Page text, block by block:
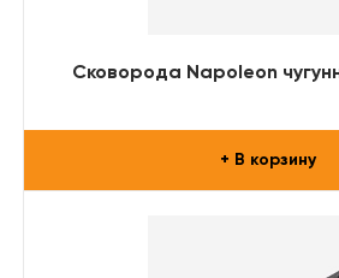
Сковорода Napoleon
+ В корзину